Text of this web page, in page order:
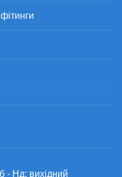
- Нд: вихідний